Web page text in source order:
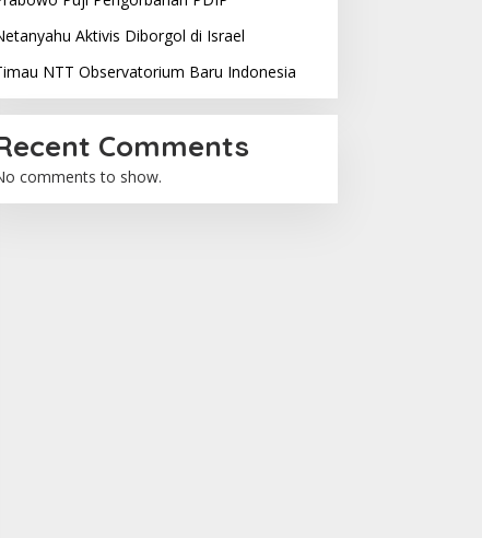
Aktivis Diborgol di Israel
NTT Observatorium Baru Indonesia
Comments
comments to show.